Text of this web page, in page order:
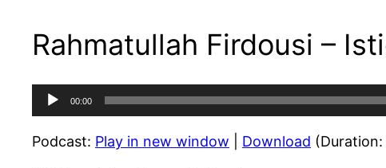
Rahmatullah Firdousi –
Audio
Player
00:00
Podcast: Play in new window Download